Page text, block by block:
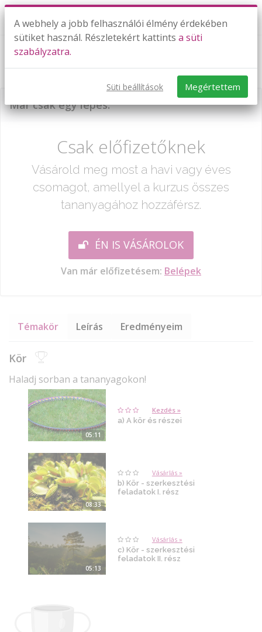
Kör - szerkesztési feladatok II. rész
Már csak egy lépés:
Csak előfizetőknek
Vásárold meg most a havi vagy éves
csomagot, amellyel a kurzus összes
tananyagához hozzáférsz.
ÉN IS VÁSÁROLOK
Van már előfizetésem: Belépek
Témakör Leírás Eredményeim
Kör
Haladj sorban a tananyagokon!
05:11
Kezdés »
a) A kör és részei
08:33
Vásárlás »
b) Kör - szerkesztési
feladatok I. rész
05:13
Vásárlás »
c) Kör - szerkesztési
feladatok II. rész
A webhely a jobb felhasználói élmény érdekében
sütiket használ. Részletekért kattints a süti
szabályzatra.
Süti beállítások Megértettem